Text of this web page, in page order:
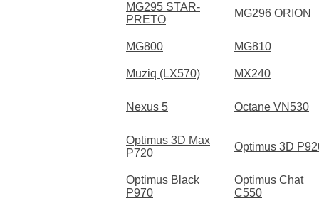
MG295 STAR-
PRETO
MG296 ORION
MG800 MG810
Muziq (LX570) MX240
Nexus 5 Octane VN530
Optimus 3D Max
P720
Optimus 3D
Optimus Black
P970
Optimus Chat
C550